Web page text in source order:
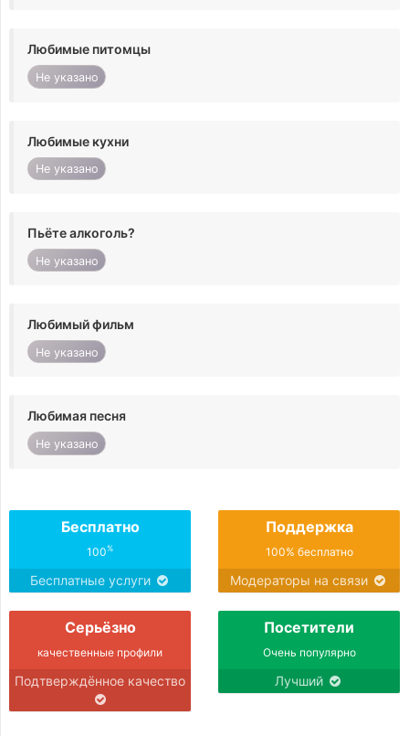
Любимые питомцы
Не указано
Любимые кухни
Не указано
Пьёте алкоголь?
Не указано
Любимый фильм
Не указано
Любимая песня
Не указано
Бесплатно
100%
Бесплатные услуги
Поддержка
100% бесплатно
Модераторы на связи
Серьёзно
качественные профили
Подтверждённое качество
Посетители
Очень популярно
Лучший